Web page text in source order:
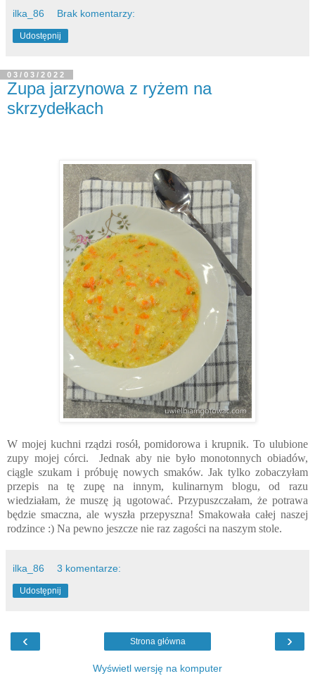
ilka_86 Brak komentarzy:
Udostępnij
03/03/2022
Zupa jarzynowa z ryżem na
skrzydełkach
W mojej kuchni rządzi rosół, pomidorowa i krupnik. To ulubione
zupy mojej córci. Jednak aby nie było monotonnych obiadów,
ciągle szukam i próbuję nowych smaków. Jak tylko zobaczyłam
przepis na tę zupę na innym, kulinarnym blogu, od razu
wiedziałam, że muszę ją ugotować. Przypuszczałam, że potrawa
będzie smaczna, ale wyszła przepyszna! Smakowała całej naszej
rodzince :) Na pewno jeszcze nie raz zagości na naszym stole.
ilka_86 3 komentarze:
Udostępnij
‹ ›
Strona główna
Wyświetl wersję na komputer